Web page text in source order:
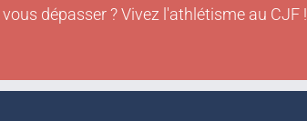
dépasser ? Vivez l'athlétisme au CJF !